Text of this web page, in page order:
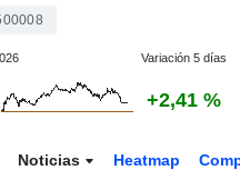
Variación 5 días
+2,41 %
Noticias Heatmap